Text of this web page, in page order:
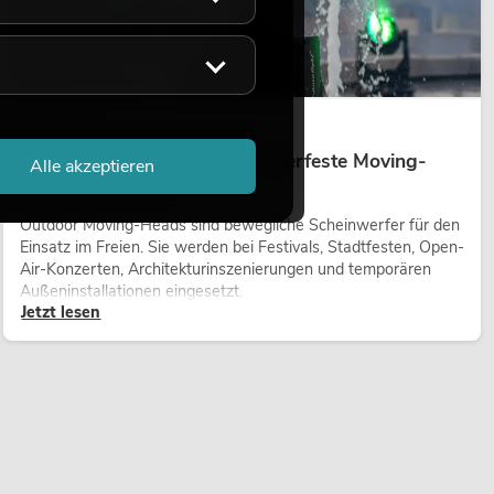
Outdoor Moving-Heads: Wetterfeste Moving-
Heads bei Events
Outdoor Moving-Heads sind bewegliche Scheinwerfer für den
Einsatz im Freien. Sie werden bei Festivals, Stadtfesten, Open-
Air-Konzerten, Architekturinszenierungen und temporären
Außeninstallationen eingesetzt.
Jetzt lesen
Alle akzeptieren